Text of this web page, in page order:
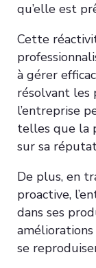
qu’elle est
Cette
à gérer
résolvant les
l’entreprise
telles que la
sur sa
De plus, en
proactive,
dans ses
se